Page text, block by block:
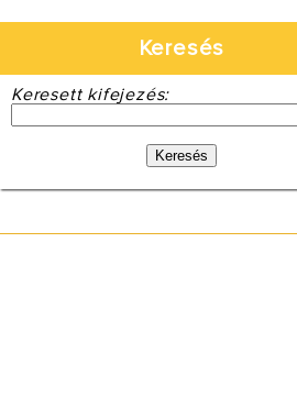
Keresés
Keresett kifejezés: